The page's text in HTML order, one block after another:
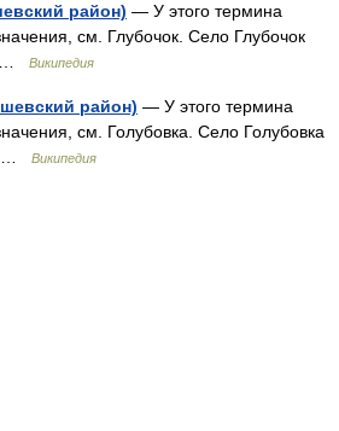
район) — У этого термина
см. Глубочок. Село Глубочок
…
Википедия
район) — У этого термина
см. Голубовка. Село Голубовка
…
Википедия